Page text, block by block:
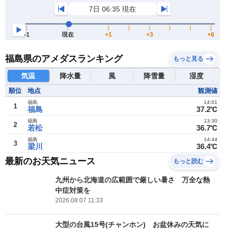
福島県のアメダスランキング もっと見る
気温 降水量 風 降雪量 湿度
順位 地点 観測値
1 福島
福島
37.2℃
14:01
2 若松
福島
36.7℃
13:30
3 梁川
福島
36.4℃
14:44
最新のお天気ニュース もっと読む
九州から北海道の広範囲で厳しい暑さ 万全な熱
中症対策を
2026.08.07 11:33
大型の台風15号(チャンホン) お盆休みの天気に